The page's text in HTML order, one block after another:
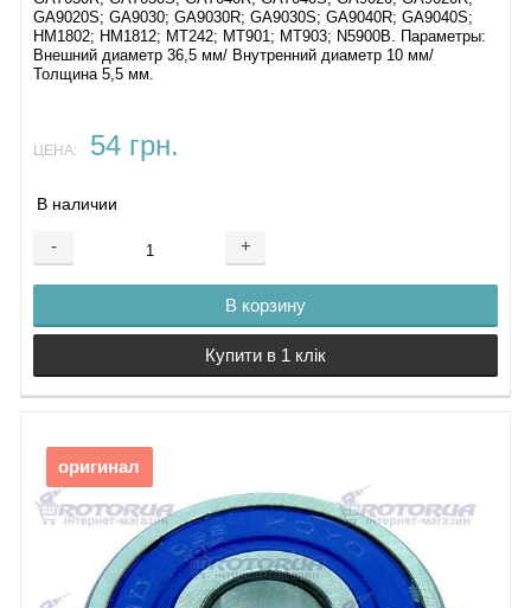
GA9020S; GA9030; GA9030R; GA9030S; GA9040R; GA9040S;
HM1802; HM1812; MT242; MT901; MT903; N5900B. Параметры:
Внешний диаметр 36,5 мм/ Внутренний диаметр 10 мм/
Толщина 5,5 мм.
ЦЕНА: 54 грн.
В наличии
- +
В корзину
Купити в 1 клік
оригинал